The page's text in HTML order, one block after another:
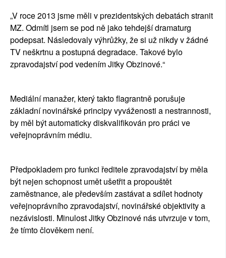
„V roce 2013 jsme měli v prezidentských debatách stranit
MZ. Odmítl jsem se pod ně jako tehdejší dramaturg
podepsat. Následovaly výhrůžky, že si už nikdy v žádné
TV neškrtnu a postupná degradace. Takové bylo
zpravodajství pod vedením Jitky Obzinové.“
Mediální manažer, který takto flagrantně porušuje
základní novinářské principy vyváženosti a nestrannosti,
by měl být automaticky diskvalifikován pro práci ve
veřejnoprávním médiu.
Předpokladem pro funkci ředitele zpravodajství by měla
být nejen schopnost umět ušetřit a propouštět
zaměstnance, ale především zastávat a sdílet hodnoty
veřejnoprávního zpravodajství, novinářské objektivity a
nezávislosti. Minulost Jitky Obzinové nás utvrzuje v tom,
že tímto člověkem není.